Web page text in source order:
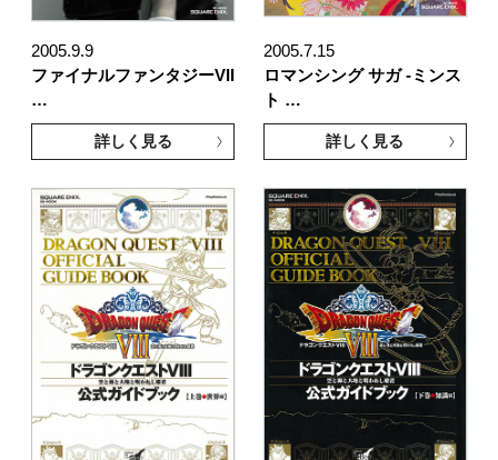
2005.9.9
ファイナルファンタジーVII
…
詳しく見る
2005.7.15
ロマンシング サガ -ミンス
ト …
詳しく見る